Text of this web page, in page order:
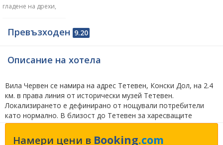
гладене на дрехи,
Превъзходен 9.20
Описание на хотела
Вила Червен се намира на адрес Тетевен, Конски Дол, на 2.4
км. в права линия от исторически музей Тетевен.
Локализирането е дефинирано от нощували потребители
като нормално. В близост до Тетевен за харесващите
разглеждане на забележителности препоръчваме да посетят
екопътека Под пръските на водопада Тетевен на 4.7 км.,
Намери цени в Booking.com